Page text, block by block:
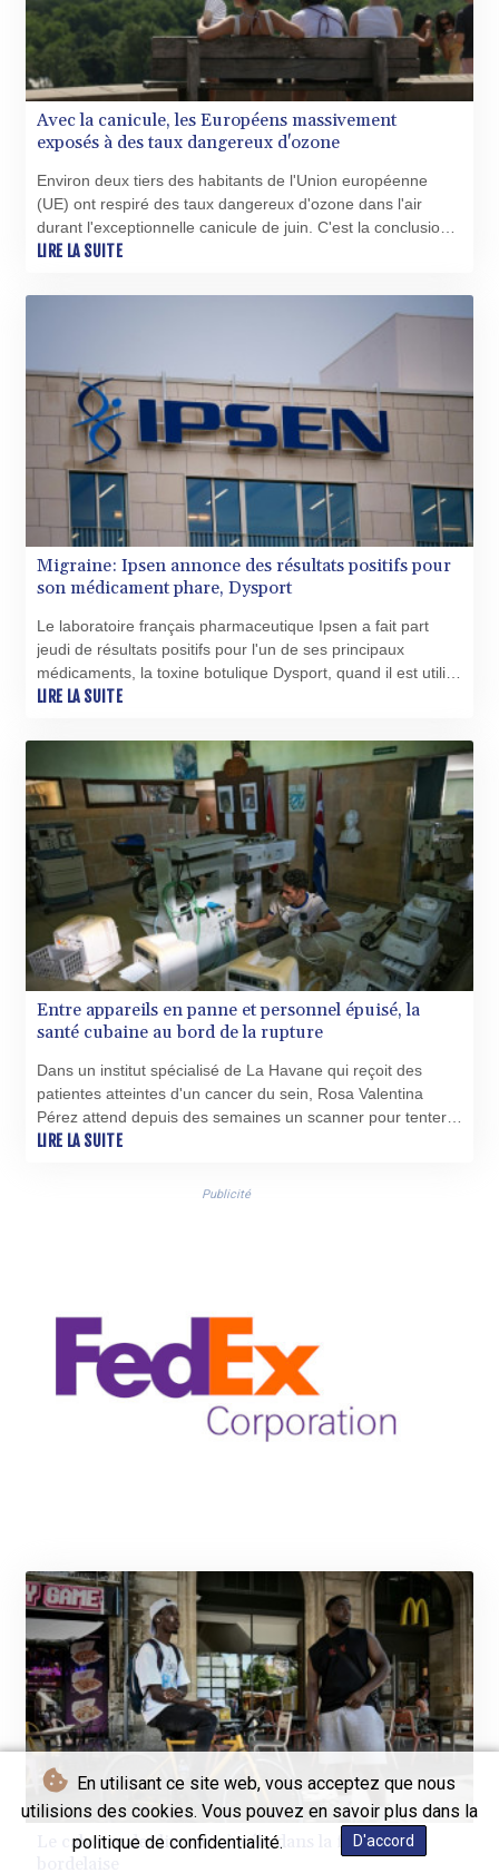
En utilisant ce site web, vous acceptez que nous
utilisions des cookies. Vous pouvez en savoir plus dans la
politique de confidentialité.
D'accord
Avec la canicule, les Européens massivement
exposés à des taux dangereux d'ozone
Environ deux tiers des habitants de l'Union européenne
(UE) ont respiré des taux dangereux d'ozone dans l'air
durant l'exceptionnelle canicule de juin. C'est la conclusion
d'un rapport d'une ONG, alertant sur des risques sanitaires
LIRE LA SUITE
Migraine: Ipsen annonce des résultats positifs pour
son médicament phare, Dysport
Le laboratoire français pharmaceutique Ipsen a fait part
jeudi de résultats positifs pour l'un de ses principaux
médicaments, la toxine botulique Dysport, quand il est utilisé
pour soulager la migraine, un marché potentiellement
LIRE LA SUITE
Entre appareils en panne et personnel épuisé, la
santé cubaine au bord de la rupture
Dans un institut spécialisé de La Havane qui reçoit des
patientes atteintes d'un cancer du sein, Rosa Valentina
Pérez attend depuis des semaines un scanner pour tenter
de déterminer la cause d'une perte de mobilité dont elle
LIRE LA SUITE
Publicité
Le calvaire des livreurs à vélo dans la fournaise